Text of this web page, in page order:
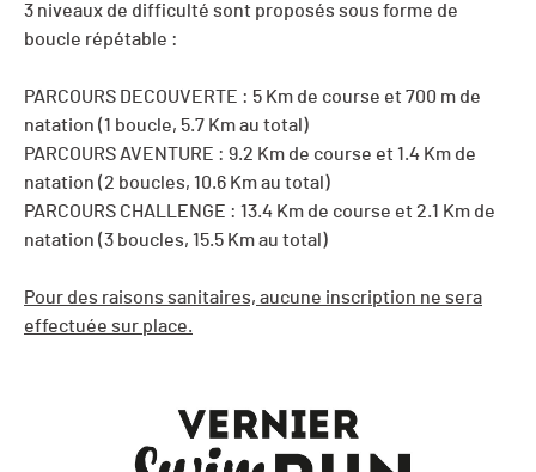
3 niveaux de difficulté sont proposés sous forme de
boucle répétable :
PARCOURS DECOUVERTE : 5 Km de course et 700 m de
natation (1 boucle, 5.7 Km au total)
PARCOURS AVENTURE : 9.2 Km de course et 1.4 Km de
natation (2 boucles, 10.6 Km au total)
PARCOURS CHALLENGE : 13.4 Km de course et 2.1 Km de
natation (3 boucles, 15.5 Km au total)
Pour des raisons sanitaires, aucune inscription ne sera
effectuée sur place.